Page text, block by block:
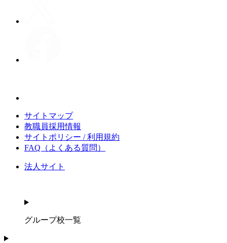
サイトマップ
教職員採用情報
サイトポリシー / 利用規約
FAQ（よくある質問）
法人サイト
グループ校一覧